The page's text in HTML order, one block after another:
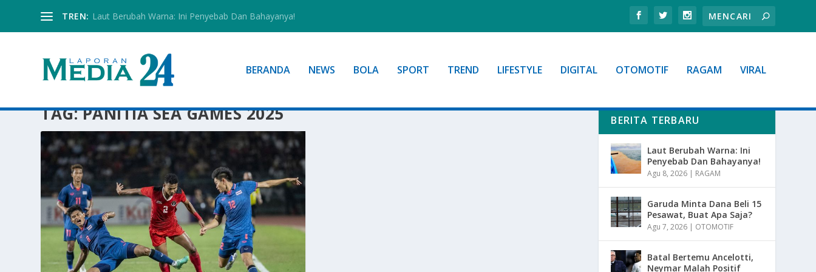
TREN: Laut Berubah Warna: Ini Penyebab Dan Bahayanya!
BERANDA NEWS BOLA SPORT TREND LIFESTYLE DIGITAL OTOMOTIF RAGAM VIRAL
TAG:PANITIA SEA GAMES 2025 BERITA TERBARU
Laut Berubah Warna: Ini
Penyebab Dan Bahayanya!
Agu 8, 2026 | RAGAM
Garuda Minta Dana Beli 15
Pesawat, Buat Apa Saja?
Agu 7, 2026 | OTOMOTIF
Batal Bertemu Ancelotti,
Neymar Malah Positif